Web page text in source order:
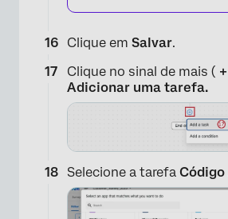
Clique em Salvar.
Clique no sinal de mais ( +
Adicionar uma tarefa.
Selecione a tarefa Código